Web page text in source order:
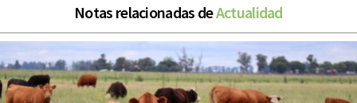
Notas relacionadas deActualidad